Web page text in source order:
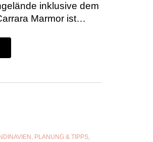
inklusive dem
Marmor ist…
, PLANUNG & TIPPS,